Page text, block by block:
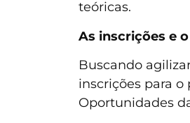
teóricas.
As inscrições e
Buscando
inscrições para o
Oportunidades